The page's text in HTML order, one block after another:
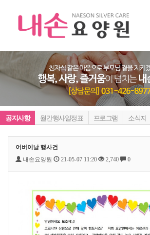
공지사항 월간행사일정표 프로그램 소식지
어버이날 행사건
내손요양원
21-05-07 11:20 2,740 0